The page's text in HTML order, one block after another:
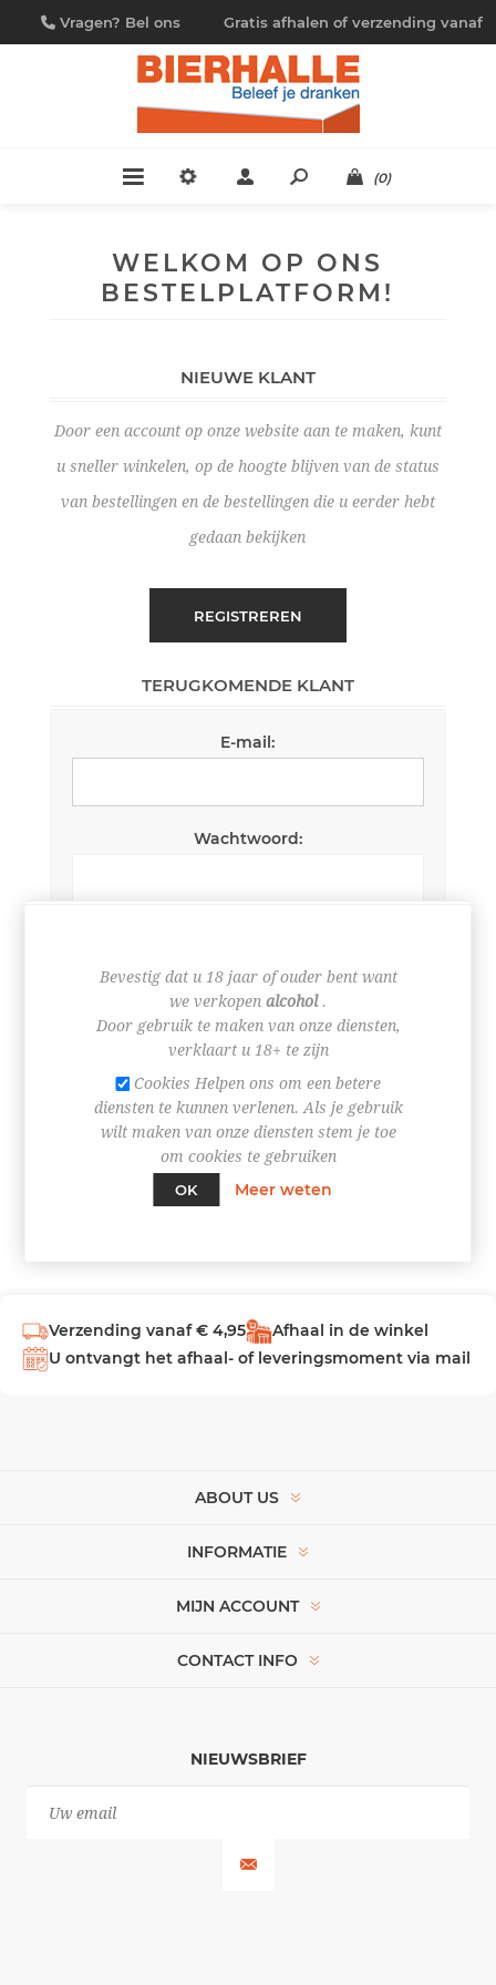
Vragen? Bel ons
09/230.88.44
Gratis afhalen of verzending vanaf
€ 4,95
(0)
WELKOM OP ONS
BESTELPLATFORM!
NIEUWE KLANT
Door een account op onze website aan te maken, kunt
u sneller winkelen, op de hoogte blijven van de status
van bestellingen en de bestellingen die u eerder hebt
gedaan bekijken
REGISTREREN
TERUGKOMENDE KLANT
E-mail:
Wachtwoord:
Wachtwoord vergeten?
INLOGGEN
Verzending vanaf € 4,95
Afhaal in de winkel
U ontvangt het afhaal- of leveringsmoment via mail
ABOUT US
INFORMATIE
MIJN ACCOUNT
CONTACT INFO
NIEUWSBRIEF
Bevestig dat u 18 jaar of ouder bent want
we verkopen alcohol.
Door gebruik te maken van onze diensten,
verklaart u 18+ te zijn
Cookies Helpen ons om een betere
diensten te kunnen verlenen. Als je gebruik
wilt maken van onze diensten stem je toe
om cookies te gebruiken
OK
Meer weten